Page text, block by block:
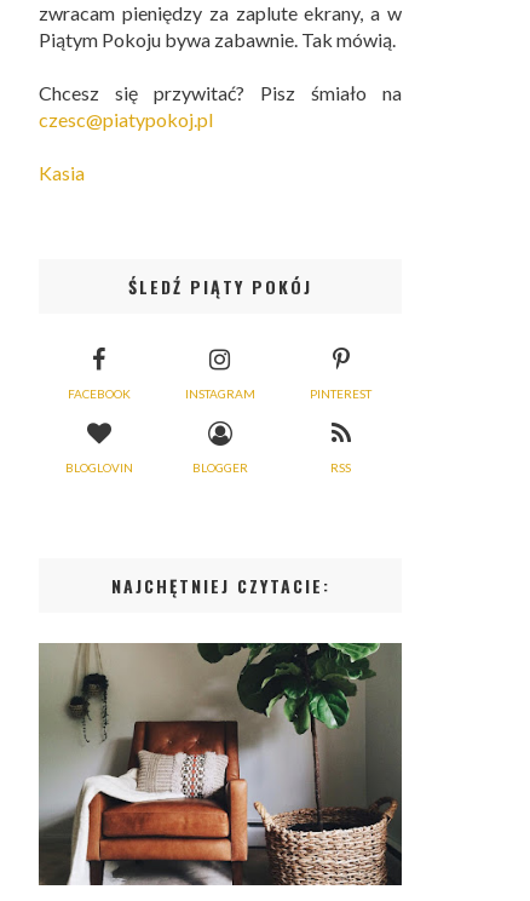
zwracam pieniędzy za zaplute ekrany, a w
Piątym Pokoju bywa zabawnie. Tak mówią.
Chcesz się przywitać? Pisz śmiało na
czesc@piatypokoj.pl
Kasia
ŚLEDŹ PIĄTY POKÓJ
FACEBOOK INSTAGRAM PINTEREST
BLOGLOVIN BLOGGER RSS
NAJCHĘTNIEJ CZYTACIE: